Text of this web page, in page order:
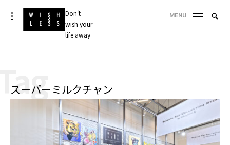
Skip
to
Don't
wish your
life away
toggle
open/close
sidebar
MENU
スーパーミルクチャン